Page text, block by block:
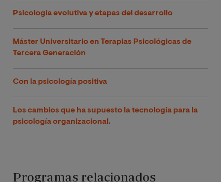
Psicología evolutiva y etapas del desarrollo
Máster Universitario en Terapias Psicológicas de
Tercera Generación
Con la psicología positiva
Los cambios que ha supuesto la tecnología para la
psicología organizacional.
Programas relacionados